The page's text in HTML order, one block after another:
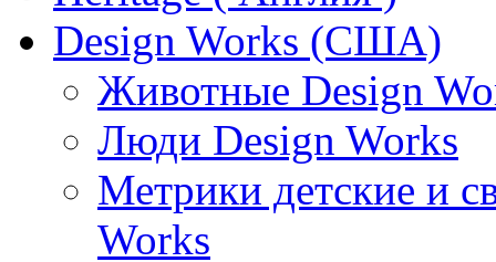
Design Works (США)
Животные Design
Люди Design Works
Метрики детские и
Works